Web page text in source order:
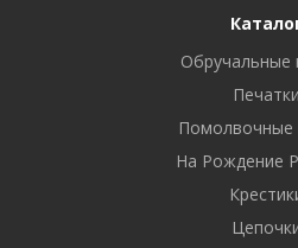
Обручальные
Печатки
Помолвочные
На Рождение